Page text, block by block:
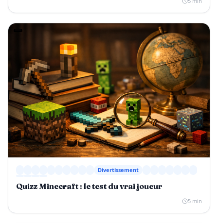
Divertissement
Quizz Minecraft : le test du vrai joueur
5 min